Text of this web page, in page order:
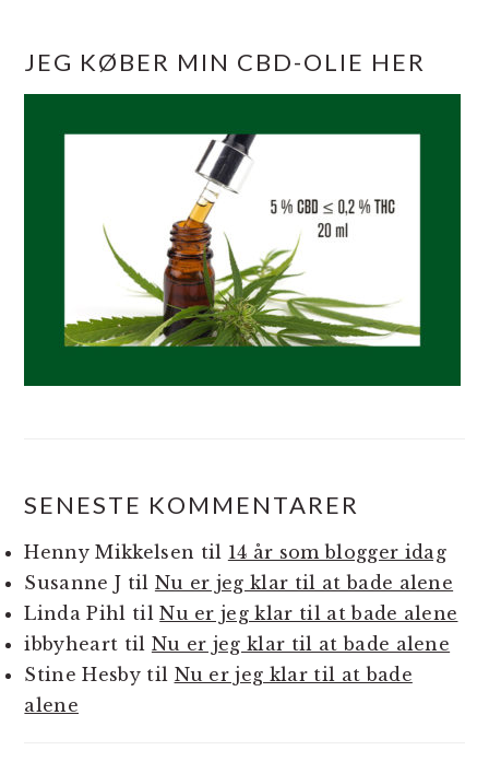
JEG KØBER MIN CBD-OLIE HER
SENESTE KOMMENTARER
Henny Mikkelsen til 14 år som blogger idag
Susanne J til Nu er jeg klar til at bade alene
Linda Pihl tilNu er jeg klar til at bade alene
ibbyheart til Nu er jeg klar til at bade alene
Stine Hesbytil Nu er jeg klar til at bade
alene